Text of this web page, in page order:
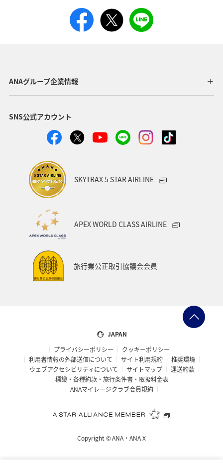
ANAグループ企業情報
SNS公式アカウント
SKYTRAX 5 STAR AIRLINE
APEX WORLD CLASS AIRLINE
旅行業公正取引協議会会員
JAPAN
プライバシーポリシー
クッキーポリシー
利用者情報の外部送信について
サイト利用規約
推奨環境
ウェブアクセシビリティについて
サイトマップ
運送約款
標識・各種約款・旅行条件書・取扱料金表
ANAマイレージクラブ会員規約
Copyright ©ANA・ANA X